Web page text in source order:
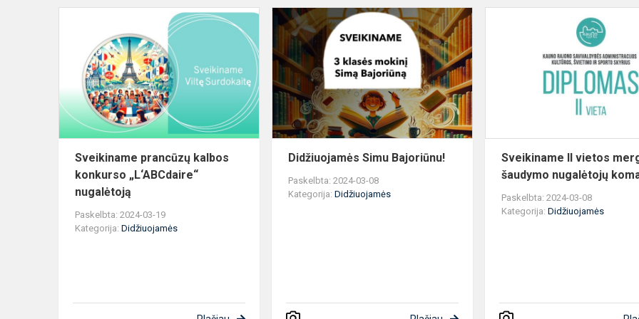
Sveikiname
prancūzų
kalbos
konkurso
„L‘ABCdaire“
nugalėtoją
Sveikiname prancūzų kalbos
konkurso „L‘ABCdaire“
nugalėtoją
Paskelbta: 2024-03-19
Kategorija: Didžiuojamės
Didžiuojamės
Simu
Bajoriūnu!
Didžiuojamės Simu Bajoriūnu!
Paskelbta: 2024-03-08
Kategorija:Didžiuojamės
Sveikiname II vietos
šaudymo nugalėtojų
Paskelbta: 2024-03-08
Kategorija:Didžiuojamės